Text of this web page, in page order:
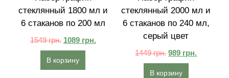
стеклянный 1800 мл и
6 стаканов по 200 мл
1549грн. 1089 грн.
В корзину
стеклянный 2000 мл и
6 стаканов по 240 мл,
серый цвет
1449грн. 989 грн.
В корзину